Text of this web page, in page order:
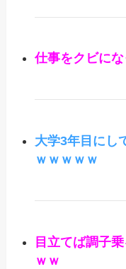
仕事をクビに
大学3年目にし
ｗｗｗｗｗ
目立てば調子
ｗｗ